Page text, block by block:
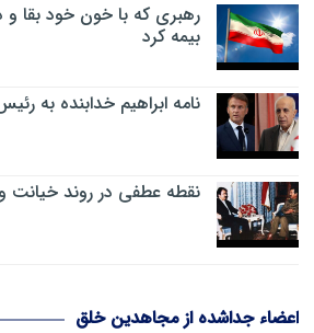
رهبری که با خون خود بقا و
بیمه کرد
نامه ابراهیم خدابنده به
نقطه عطفی در روند خیانت
اعضاء جداشده از مجاهدین خلق